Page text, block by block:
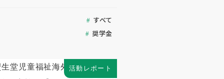
すべて
奨学金
活動レポート